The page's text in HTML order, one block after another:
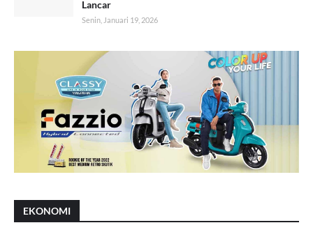
Lancar
Senin, Januari 19, 2026
EKONOMI